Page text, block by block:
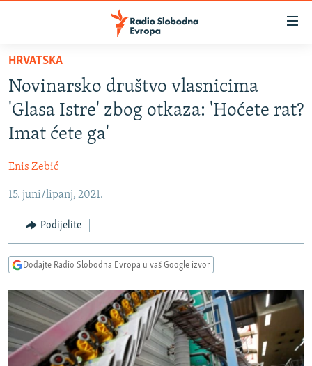
Pređite
glavni
sadržaj
Pređite
na
glavnu
Pređite
pretragu
BOSNA I HERCEGOVINA
SRBIJA
CRNA GORA
VIZUELNO
VIDEO
INFOGRAFIKE
PODCASTI
KINA NA BALKANU
RSE PRIČE IZ SVIJETA
ISPRIČAJ MI
DNEVNO@RSE
HRVATSKA
Novinarsko društvo vlasnicima
'Glasa Istre' zbog otkaza: 'Hoćete rat?
Imat ćete ga'
Enis Zebić
15. juni/lipanj, 2021.
Podijelite
Dodajte Radio Slobodna Evropa u vaš Google izvor